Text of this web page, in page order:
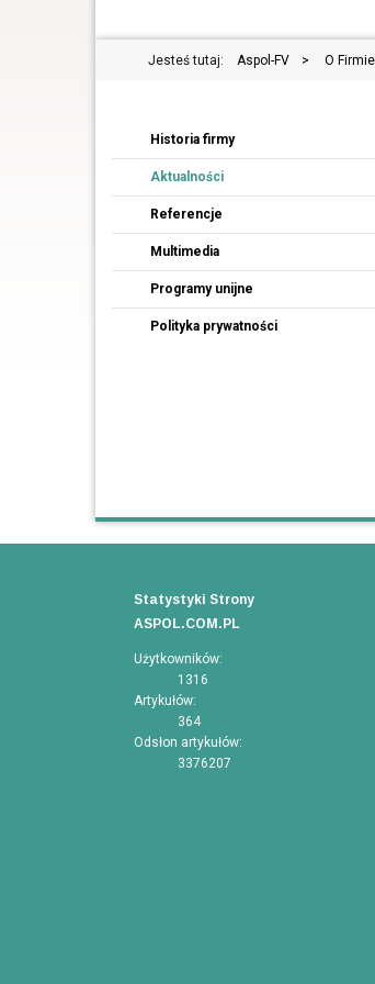
Jesteś tutaj: Aspol-FV > O Firmie
Historia firmy
Aktualności
Referencje
Multimedia
Programy unijne
Polityka prywatności
Statystyki Strony
ASPOL.COM.PL
Użytkowników:
1316
Artykułów:
364
Odsłon artykułów:
3376207